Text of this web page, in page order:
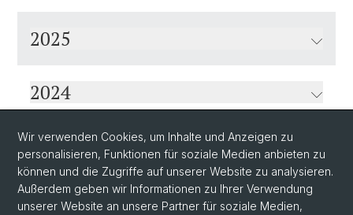
2025
2024
2023
2022
Wir verwenden Cookies, um Inhalte und Anzeigen zu
personalisieren, Funktionen für soziale Medien anbieten zu
können und die Zugriffe auf unserer Website zu analysieren.
Außerdem geben wir Informationen zu Ihrer Verwendung
unserer Website an unsere Partner für soziale Medien,